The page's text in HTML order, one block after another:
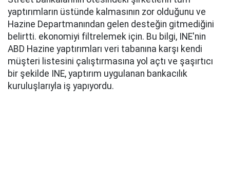
yaptırımların üstünde kalmasının zor olduğunu ve
Hazine Departmanından gelen desteğin gitmediğini
belirtti. ekonomiyi filtrelemek için. Bu bilgi, INE'nin
ABD Hazine yaptırımları veri tabanına karşı kendi
müşteri listesini çalıştırmasına yol açtı ve şaşırtıcı
bir şekilde INE, yaptırım uygulanan bankacılık
kuruluşlarıyla iş yapıyordu.